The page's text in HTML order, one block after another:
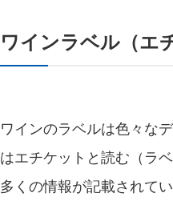
ワインラベル（エ
ワインのラベルは色々な
はエチケットと読む（ラ
多くの情報が記載されてい